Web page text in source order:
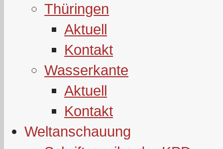
Thüringen
Aktuell
Kontakt
Wasserkante
Aktuell
Kontakt
Weltanschauung